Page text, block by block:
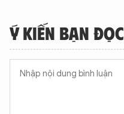
Ý KIẾN BẠN ĐỌC